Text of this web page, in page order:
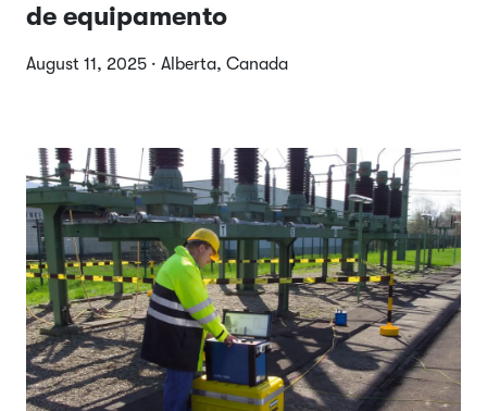
de equipamento
August 11, 2025 · Alberta, Canada